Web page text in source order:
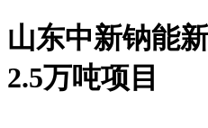
山东中新钠能
2.5万吨项目